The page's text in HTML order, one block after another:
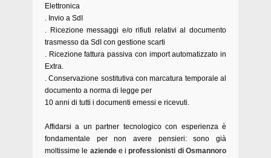
Elettronica
. Invio a SdI
. Ricezione messaggi e/o rifiuti relativi al documento
trasmesso da SdI con gestione scarti
. Ricezione fattura passiva con import automatizzato in
Extra.
. Conservazione sostitutiva con marcatura temporale al
documento a norma di legge per
10 anni di tutti i documenti emessi e ricevuti.
Affidarsi a un partner tecnologico con esperienza è
fondamentale per non avere pensieri: sono già
moltissime le aziendee i professionisti di Osmannoro